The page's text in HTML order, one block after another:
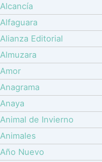
Alcancía
Alfaguara
Alianza Editorial
Almuzara
Amor
Anagrama
Anaya
Animal de Invierno
Animales
Año Nuevo